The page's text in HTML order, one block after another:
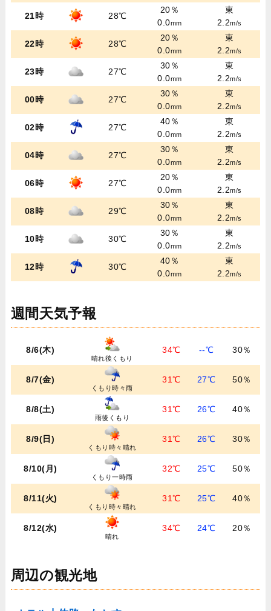
21時 28℃
20％
0.0mm
東
2.2m/s
22時 28℃
20％
0.0mm
東
2.2m/s
23時 27℃
30％
0.0mm
東
2.2m/s
00時 27℃
30％
0.0mm
東
2.2m/s
02時 27℃
40％
0.0mm
東
2.2m/s
04時 27℃
30％
0.0mm
東
2.2m/s
06時 27℃
20％
0.0mm
東
2.2m/s
08時 29℃
30％
0.0mm
東
2.2m/s
10時 30℃
30％
0.0mm
東
2.2m/s
12時 30℃
40％
0.0mm
東
2.2m/s
週間天気予報
8/6(木)
晴れ後くもり
34℃ --℃ 30％
8/7(金)
くもり時々雨
31℃ 27℃ 50％
8/8(土)
雨後くもり
31℃ 26℃ 40％
8/9(日)
くもり時々晴れ
31℃ 26℃ 30％
8/10(月)
くもり一時雨
32℃ 25℃ 50％
8/11(火)
くもり時々晴れ
31℃ 25℃ 40％
8/12(水)
晴れ
34℃ 24℃ 20％
周辺の観光地